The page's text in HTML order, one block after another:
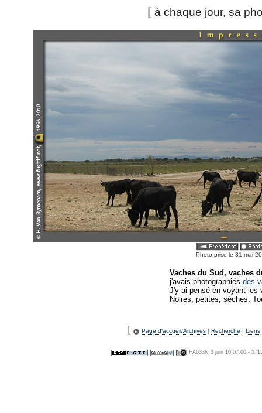
[ à chaque jour, sa
Photo prise le 31 mai
Vaches du Sud, vaches
j'avais photographiés des
J'y ai pensé en voyant les
Noires, petites, sèches.
[ Page d'accueil/Archives | Recherche | Liens
FA633N 3 juin 10 07:00 -